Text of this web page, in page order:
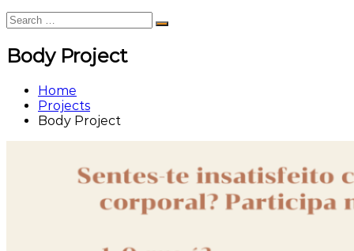
Search
for:
Search
Body Project
Home
Projects
Body Project